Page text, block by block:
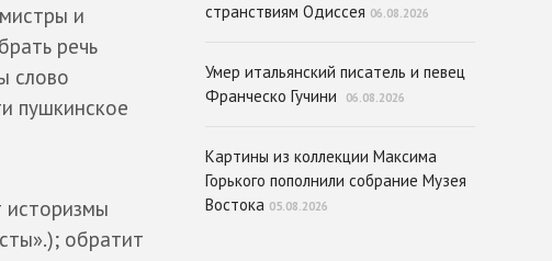
и
речь
слово
пушкинское
обратит
странствиям Одиссея 06.08.2026
Умер итальянский писатель и певец
Франческо Гучини
06.08.2026
Картины из коллекции Максима
Горького пополнили собрание Музея
Востока 05.08.2026